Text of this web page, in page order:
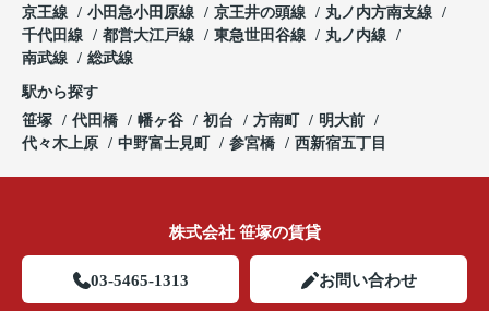
京王線
小田急小田原線 京王井の頭線
丸ノ内方南支線
千代田線
都営大江戸線 東急世田谷線
丸ノ内線
南武線
総武線
駅から探す
笹塚
代田橋 幡ヶ谷 初台 方南町
明大前
代々木上原
中野富士見町 参宮橋 西新宿五丁目
株式会社 笹塚の賃貸
03-5465-1313 お問い合わせ